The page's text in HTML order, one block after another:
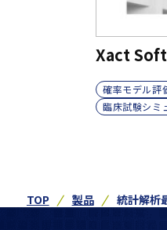
Xact
確率モデル評
臨床試験シミ
TOP 製品 統計解析